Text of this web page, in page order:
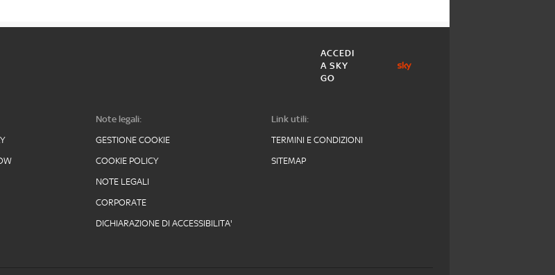
ACCEDI
A SKY
GO
Note legali:
GESTIONE COOKIE
COOKIE POLICY
NOTE LEGALI
CORPORATE
DICHIARAZIONE DI ACCESSIBILITA'
Link utili:
TERMINI E CONDIZIONI
SITEMAP